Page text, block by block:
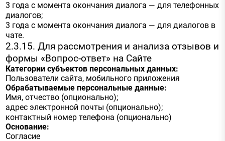
3 года с момента окончания диалога — для телефонных
диалогов;
3 года с момента окончания диалога — для диалогов в
чате.
2.3.15. Для рассмотрения и анализа отзывов и
формы «Вопрос-ответ» на Cайте
Категории субъектов персональных данных:
Пользователи сайта, мобильного приложения
Обрабатываемые персональные данные:
Имя, отчество (опционально);
адрес электронной почты (опционально);
контактный номер телефона (опционально)
Основание:
Согласие